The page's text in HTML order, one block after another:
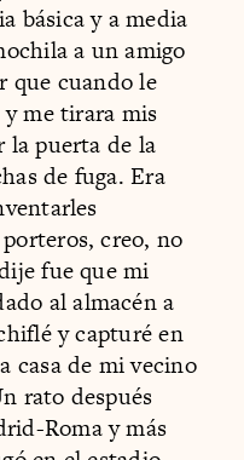
básica y a media
a un amigo
que cuando le
me tirara mis
la puerta de la
de fuga. Era
creo, no
fue que mi
al almacén a
y capturé en
casa de mi vecino
rato después
Roma y más